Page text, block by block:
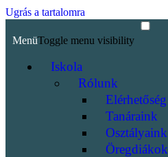
Ugrás a tartalomra
MenüToggle menu visibility
Iskola
Rólunk
Elérhetőség
Tanáraink
Osztályaink
Öregdiákok